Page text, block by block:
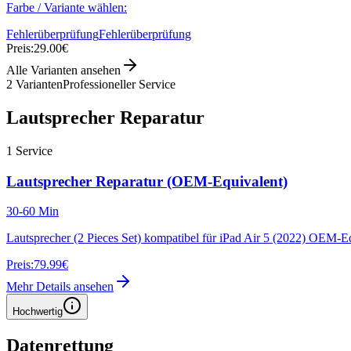
Farbe / Variante wählen:
FehlerüberprüfungFehlerüberprüfung
Preis:29.00€
Alle Varianten ansehen
2 VariantenProfessioneller Service
Lautsprecher Reparatur
1 Service
Lautsprecher Reparatur (OEM-Equivalent)
30-60 Min
Lautsprecher (2 Pieces Set) kompatibel für iPad Air 5 (2022) OEM-
Preis:79.99€
Mehr Details ansehen
Hochwertig
Datenrettung